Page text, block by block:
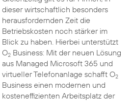
dieser wirtschaftlich besonders
herausfordernden Zeit die
Betriebskosten noch stärker im
Blick zu haben. Hierbei unterstützt
O2Business: Mit der neuen Lösung
aus Managed Microsoft 365 und
virtueller Telefonanlage schafft O2
Business einen modernen und
kosteneffizienten Arbeitsplatz der